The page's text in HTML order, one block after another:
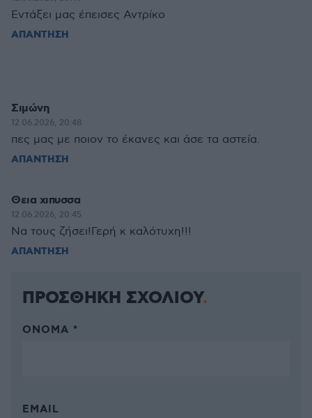
Εντάξει μας έπεισες Αντρίκο
ΑΠΑΝΤΗΣΗ
Σιμώνη
12.06.2026, 20:48
πες μας με ποιον το έκανες και άσε τα αστεία.
ΑΠΑΝΤΗΣΗ
Θεια χιπυσσα
12.06.2026, 20:45
Να τους ζήσει!Γερή κ καλότυχη!!!
ΑΠΑΝΤΗΣΗ
ΠΡΟΣΘΗΚΗ ΣΧΟΛΙΟΥ
ΌΝΟΜΑ *
EMAIL